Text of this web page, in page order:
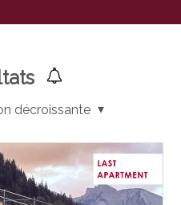
décroissante